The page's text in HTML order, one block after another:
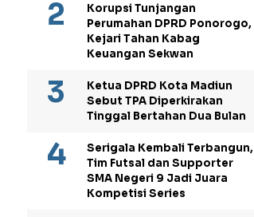
Korupsi Tunjangan
Perumahan DPRD Ponorogo,
Kejari Tahan Kabag
Keuangan Sekwan
Ketua DPRD Kota Madiun
Sebut TPA Diperkirakan
Tinggal Bertahan Dua Bulan
Serigala Kembali Terbangun,
Tim Futsal dan Supporter
SMA Negeri 9 Jadi Juara
Kompetisi Series